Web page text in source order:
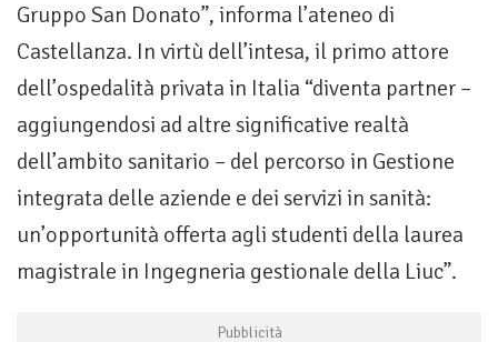
Gruppo San Donato”, informa l’ateneo di
Castellanza. In virtù dell’intesa, il primo attore
dell’ospedalità privata in Italia “diventa partner –
aggiungendosi ad altre significative realtà
dell’ambito sanitario – del percorso in Gestione
integrata delle aziende e dei servizi in sanità:
un’opportunità offerta agli studenti della laurea
magistrale in Ingegneria gestionale della Liuc”.